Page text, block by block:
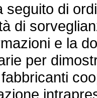
di
di
e la
per